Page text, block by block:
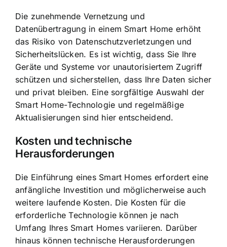
Die zunehmende Vernetzung und
Datenübertragung in einem Smart Home erhöht
das Risiko von Datenschutzverletzungen und
Sicherheitslücken. Es ist wichtig, dass Sie Ihre
Geräte und Systeme vor unautorisiertem Zugriff
schützen und sicherstellen, dass Ihre Daten sicher
und privat bleiben. Eine sorgfältige Auswahl der
Smart Home-Technologie und regelmäßige
Aktualisierungen sind hier entscheidend.
Kosten und technische
Herausforderungen
Die Einführung eines Smart Homes erfordert eine
anfängliche Investition und möglicherweise auch
weitere laufende Kosten. Die Kosten für die
erforderliche Technologie können je nach
Umfang Ihres Smart Homes variieren. Darüber
hinaus können technische Herausforderungen